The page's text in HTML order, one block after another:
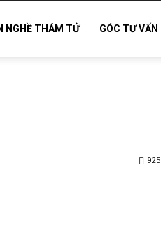
NGHỀ THÁM TỬ GÓC TƯ VẤN
925